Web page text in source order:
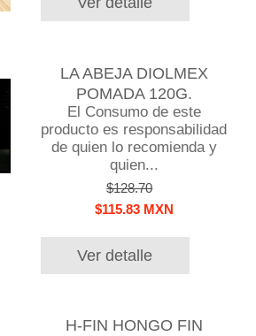
LA ABEJA DIOLMEX
POMADA 120G.
El Consumo de este
producto es responsabilidad
de quien lo recomienda y
quien...
$128.70
$115.83 MXN
Ver detalle
H-FIN HONGO FIN